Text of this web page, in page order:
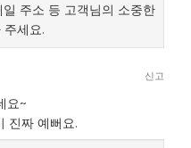
주소 등 고객님의 소중한
세요.
신고
요~
진짜 예뻐요.